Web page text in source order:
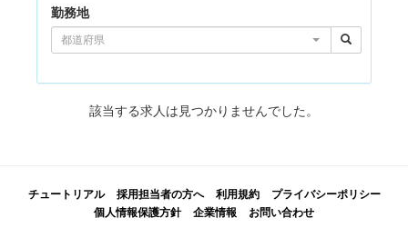
勤務地
都道府県
該当する求人は見つかりませんでした。
チュートリアル 採用担当者の方へ 利用規約
プライバシーポリシー
個人情報保護方針
企業情報 お問い合わせ